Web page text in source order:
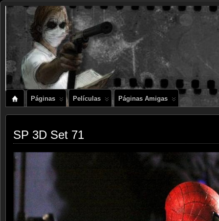
Páginas Películas Páginas Amigas
SP 3D Set 71